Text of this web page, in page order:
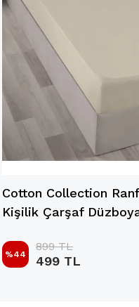
Cotton Collection
Kişilik Çarşaf
%44
899 TL
499 TL